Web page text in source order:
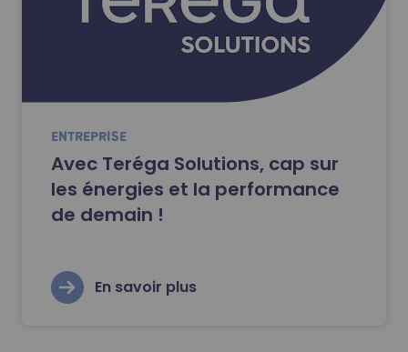
ENTREPRISE
Avec Teréga Solutions, cap sur
les énergies et la performance
de demain !
En savoir plus